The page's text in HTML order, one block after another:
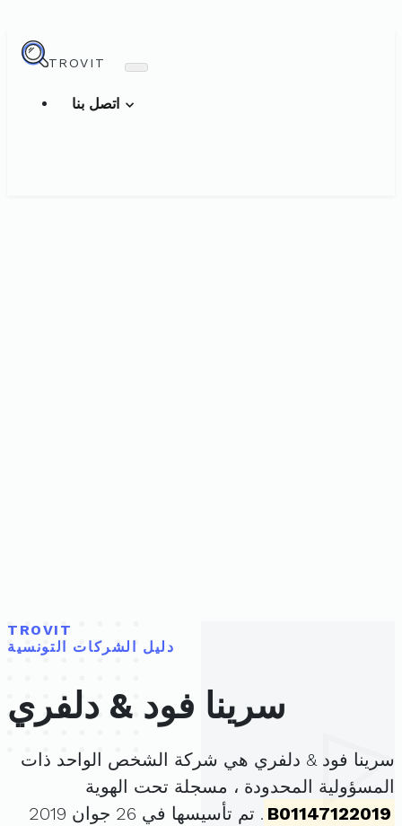
TROVIT
TROVIT
دليل الشركات التونسية
سرينا فود & دلفري
سرينا فود & دلفري هي شركة الشخص الواحد ذات
المسؤولية المحدودة ، مسجلة تحت الهوية
B01147122019
. تم تأسيسها في 26 جوان 2019